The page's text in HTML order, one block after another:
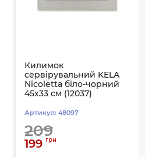
Килимок
сервірувальний KELA
Nicoletta біло-чорний
45х33 см (12037)
Артикул: 48097
209
199 грн